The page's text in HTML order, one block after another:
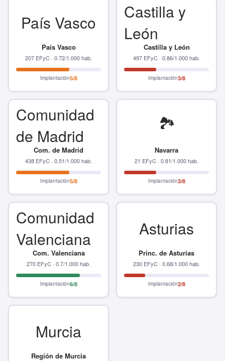
País Vasco
País Vasco
207 EFyC · 0.72/1.000 hab.
Implantación5/8
Castilla y
León
Castilla y León
497 EFyC · 0.86/1.000 hab.
Implantación3/8
Comunidad
de Madrid
Com. de Madrid
438 EFyC · 0.51/1.000 hab.
Implantación5/8
🏞️
Navarra
21 EFyC · 0.81/1.000 hab.
Implantación3/8
Comunidad
Valenciana
Com. Valenciana
270 EFyC · 0.7/1.000 hab.
Implantación6/8
Asturias
Princ. de Asturias
230 EFyC · 0.68/1.000 hab.
Implantación2/8
Murcia
Región de Murcia